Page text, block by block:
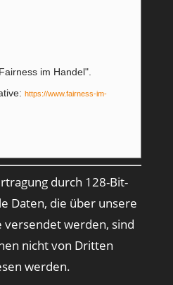
im Handel".
https://www.fairness-im-
durch 128-Bit-
Daten, die über unsere
versendet werden, sind
nicht von Dritten
werden.